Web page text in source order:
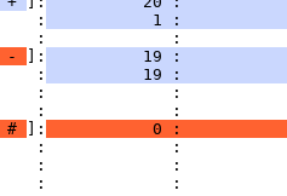
:
1 :
:             :
- ]:
19 :
:
19 :
:             :
:             :
# ]:
0 :
:             :
:             :
:             :